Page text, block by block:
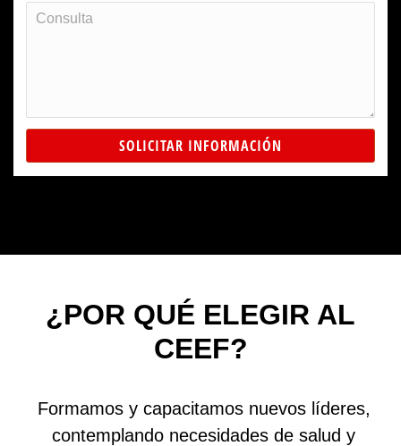
Consulta
SOLICITAR INFORMACIÓN
¿POR QUÉ ELEGIR AL
CEEF?
Formamos y capacitamos nuevos líderes,
contemplando necesidades de salud y